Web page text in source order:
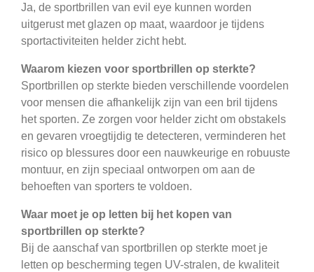
Ja, de sportbrillen van evil eye kunnen worden
uitgerust met glazen op maat, waardoor je tijdens
sportactiviteiten helder zicht hebt.
Waarom kiezen voor sportbrillen op sterkte?
Sportbrillen op sterkte bieden verschillende voordelen
voor mensen die afhankelijk zijn van een bril tijdens
het sporten. Ze zorgen voor helder zicht om obstakels
en gevaren vroegtijdig te detecteren, verminderen het
risico op blessures door een nauwkeurige en robuuste
montuur, en zijn speciaal ontworpen om aan de
behoeften van sporters te voldoen.
Waar moet je op letten bij het kopen van
sportbrillen op sterkte?
Bij de aanschaf van sportbrillen op sterkte moet je
letten op bescherming tegen UV-stralen, de kwaliteit